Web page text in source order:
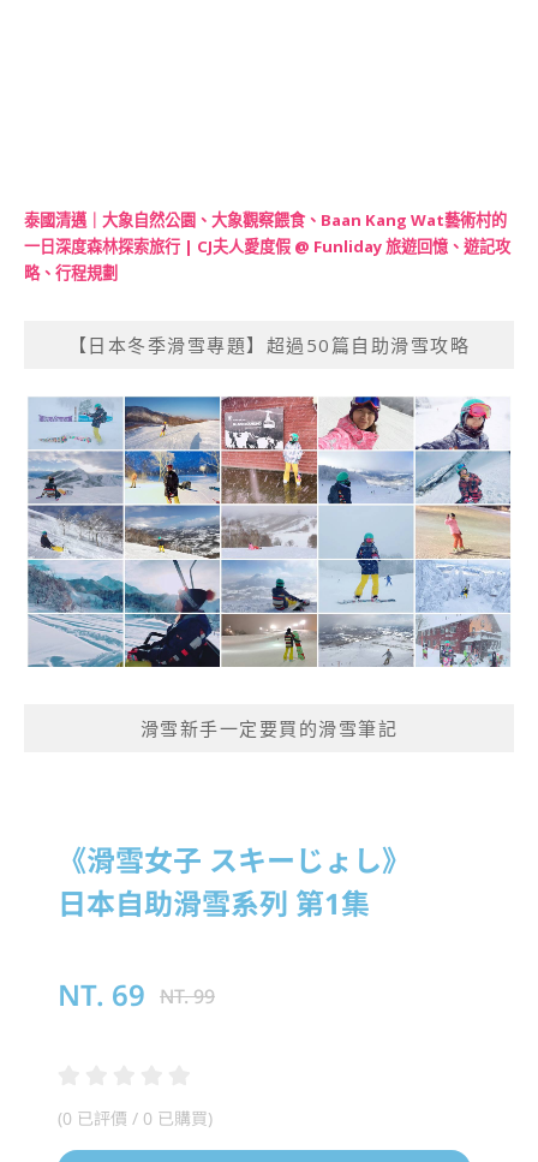
泰國清邁｜大象自然公園、大象觀察餵食、Baan Kang Wat藝術村的
一日深度森林探索旅行 | CJ夫人愛度假 @ Funliday 旅遊回憶、遊記攻
略、行程規劃
【日本冬季滑雪專題】超過50篇自助滑雪攻略
滑雪新手一定要買的滑雪筆記